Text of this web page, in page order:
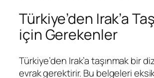
Türkiye’den Irak’a
için Gerekenler
Türkiye’den Irak’a taşınmak bir
evrak gerektirir. Bu belgeleri